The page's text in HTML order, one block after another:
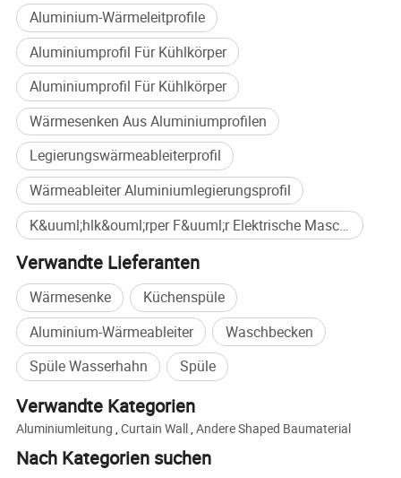
Aluminium-Wärmeleitprofile
Aluminiumprofil Für Kühlkörper
Aluminiumprofil Für Kühlkörper
Wärmesenken Aus Aluminiumprofilen
Legierungswärmeableiterprofil
Wärmeableiter Aluminiumlegierungsprofil
K&uuml;hlk&ouml;rper F&uuml;r Elektrische Maschinen Großkauf
Verwandte Lieferanten
Wärmesenke
Küchenspüle
Aluminium-Wärmeableiter
Waschbecken
Spüle Wasserhahn
Spüle
Verwandte Kategorien
Aluminiumleitung ,Curtain Wall,Andere Shaped Baumaterial
Nach Kategorien suchen